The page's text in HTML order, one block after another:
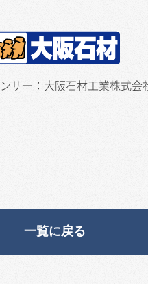
サー：大阪石材工業株式会
一覧に戻る